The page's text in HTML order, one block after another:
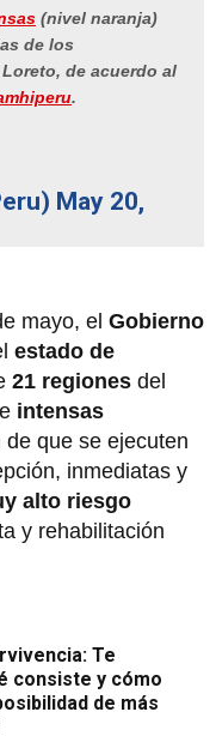
(nivel naranja)
de los
de acuerdo al
.
May 20,
mayo, el Gobierno
estado de
21 regiones del
intensas
de que se ejecuten
inmediatas y
alto riesgo
y rehabilitación
Te
consiste y cómo
de más